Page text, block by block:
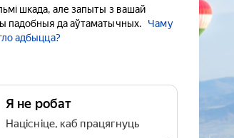
шкада, але запыты з вашай
падобныя да аўтаматычных.
Чаму
адбыцца?
Я не робат
Націсніце, каб працягнуць